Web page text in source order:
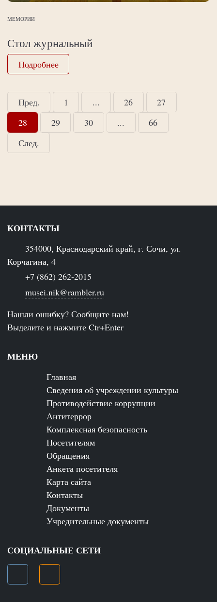
МЕМОРИИ
Стол журнальный
Подробнее
Пред. 1 ... 26
27
28
29 30 ...
66
След.
КОНТАКТЫ
354000, Краснодарский край, г. Сочи, ул.
Корчагина, 4
+7 (862) 262-2015
musei.nik@rambler.ru
Нашли ошибку? Сообщите нам!
Выделите и нажмите Ctr+Enter
МЕНЮ
Главная
Сведения об учреждении культуры
Противодействие коррупции
Антитеррор
Комплексная безопасность
Посетителям
Обращения
Анкета посетителя
Карта сайта
Контакты
Документы
Учредительные документы
СОЦИАЛЬНЫЕ СЕТИ